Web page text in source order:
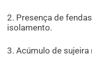
2. Presença de
isolamento.
3. Acúmulo de sujeira